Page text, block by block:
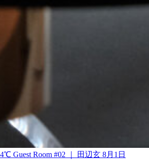
Guest Room #02 ｜ 田辺玄 8月1日